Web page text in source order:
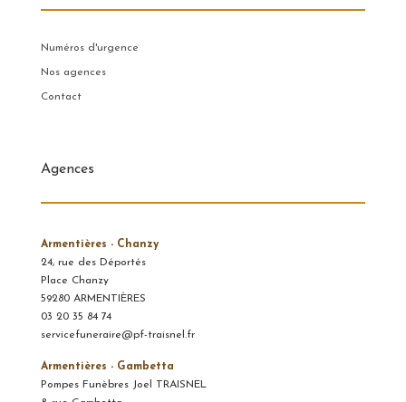
Numéros d'urgence
Nos agences
Contact
Agences
Armentières - Chanzy
24, rue des Déportés
Place Chanzy
59280 ARMENTIÈRES
03 20 35 84 74
servicefuneraire@pf-traisnel.fr
Armentières - Gambetta
Pompes Funèbres Joel TRAISNEL